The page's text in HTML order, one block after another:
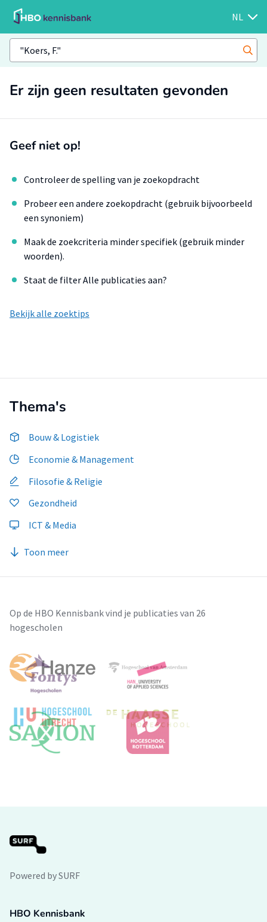
NL
Er zijn geen resultaten gevonden
Geef niet op!
Controleer de spelling van je zoekopdracht
Probeer een andere zoekopdracht (gebruik bijvoorbeeld
een synoniem)
Maak de zoekcriteria minder specifiek (gebruik minder
woorden).
Staat de filter Alle publicaties aan?
Bekijk alle zoektips
Thema's
Bouw & Logistiek
Economie & Management
Filosofie & Religie
Gezondheid
ICT & Media
Toon meer
Op de HBO Kennisbank vind je publicaties van 26
hogescholen
Powered by SURF
HBO Kennisbank